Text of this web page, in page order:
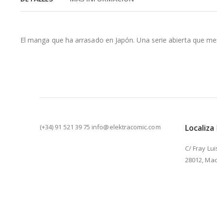
la
imágenes
El manga que ha arrasado en Japón. Una serie abierta que
(+34) 91 521 39 75 info@elektracomic.com
C/ Fray
28012,